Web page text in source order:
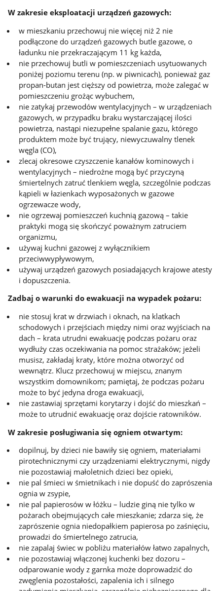
W zakresie eksploatacji urządzeń gazowych:
w mieszkaniu przechowuj nie więcej niż 2 nie
podłączone do urządzeń gazowych butle gazowe, o
ładunku nie przekraczającym 11 kg każda,
nie przechowuj butli w pomieszczeniach usytuowanych
poniżej poziomu terenu (np. w piwnicach), ponieważ gaz
propan-butan jest cięższy od powietrza, może zalegać w
pomieszczeniu grożąc wybuchem,
nie zatykaj przewodów wentylacyjnych – w urządzeniach
gazowych, w przypadku braku wystarczającej ilości
powietrza, nastąpi niezupełne spalanie gazu, którego
produktem może być trujący, niewyczuwalny tlenek
węgla (CO),
zlecaj okresowe czyszczenie kanałów kominowych i
wentylacyjnych – niedrożne mogą być przyczyną
śmiertelnych zatruć tlenkiem węgla, szczególnie podczas
kąpieli w łazienkach wyposażonych w gazowe
ogrzewacze wody,
nie ogrzewaj pomieszczeń kuchnią gazową – takie
praktyki mogą się skończyć poważnym zatruciem
organizmu,
używaj kuchni gazowej z wyłącznikiem
przeciwwypływowym,
używaj urządzeń gazowych posiadających krajowe atesty
i dopuszczenia.
Zadbaj o warunki do ewakuacji na wypadek pożaru:
nie stosuj krat w drzwiach i oknach, na klatkach
schodowych i przejściach między nimi oraz wyjściach na
dach – krata utrudni ewakuację podczas pożaru oraz
wydłuży czas oczekiwania na pomoc strażaków; jeżeli
musisz, zakładaj kraty, które można otworzyć od
wewnątrz. Klucz przechowuj w miejscu, znanym
wszystkim domownikom; pamiętaj, że podczas pożaru
może to być jedyna droga ewakuacji,
nie zastawiaj sprzętami korytarzy i dojść do mieszkań –
może to utrudnić ewakuację oraz dojście ratowników.
W zakresie posługiwania się ogniem otwartym:
dopilnuj, by dzieci nie bawiły się ogniem, materiałami
pirotechnicznymi czy urządzeniami elektrycznymi, nigdy
nie pozostawiaj małoletnich dzieci bez opieki,
nie pal śmieci w śmietnikach i nie dopuść do zaprószenia
ognia w zsypie,
nie pal papierosów w łóżku – ludzie giną nie tylko w
pożarach obejmujących całe mieszkanie; zdarza się, że
zaprószenie ognia niedopałkiem papierosa po zaśnięciu,
prowadzi do śmiertelnego zatrucia,
nie zapalaj świec w pobliżu materiałów łatwo zapalnych,
nie pozostawiaj włączonej kuchenki bez dozoru –
odparowanie wody z garnka może doprowadzić do
zwęglenia pozostałości, zapalenia ich i silnego